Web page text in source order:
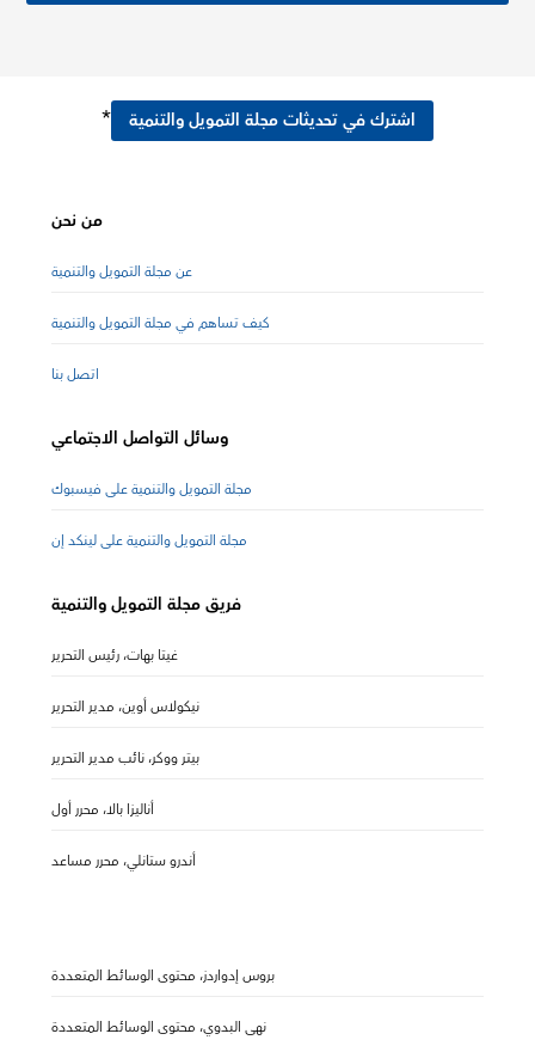
اشترك في تحديثات مجلة التمويل والتنمية *
من نحن
عن مجلة التمويل والتنمية
كيف تساهم في مجلة التمويل والتنمية
اتصل بنا
وسائل التواصل الاجتماعي
مجلة التمويل والتنمية على فيسبوك
مجلة التمويل والتنمية على لينكد إن
فريق مجلة التمويل والتنمية
غيتا بهات، رئيس التحرير
نيكولاس أوين، مدير التحرير
بيتر ووكر، نائب مدير التحرير
أناليزا بالا، محرر أول
أندرو ستانلي، محرر مساعد
بروس إدواردز، محتوى الوسائط المتعددة
نهى البدوي، محتوى الوسائط المتعددة